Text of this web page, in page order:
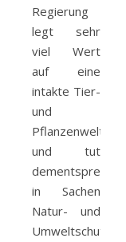
Regierung
legt sehr
viel Wert
auf eine
intakte Tier-
und
Pflanzenwelt
und tut
dementsprechend
in Sachen
Natur- und
Umweltschutz